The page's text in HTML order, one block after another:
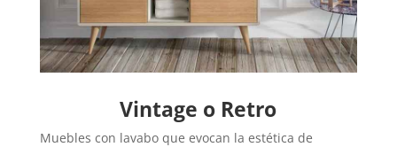
Vintage o Retro
Muebles con lavabo que evocan la estética de